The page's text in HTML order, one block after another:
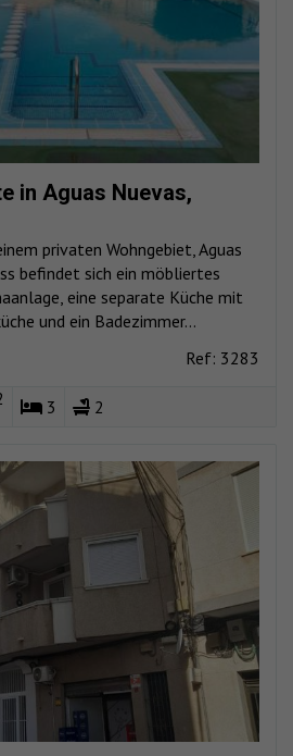
in Aguas Nuevas,
privaten Wohngebiet, Aguas
befindet sich ein möbliertes
eine separate Küche mit
und ein Badezimmer...
Ref: 3283
3 2